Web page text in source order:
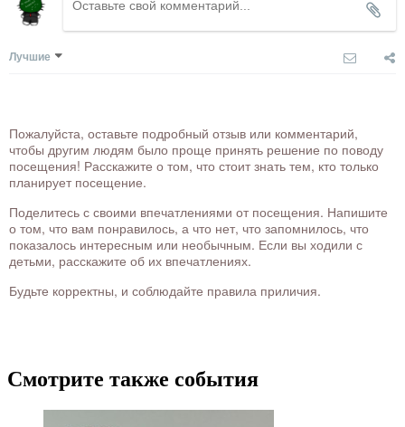
Лучшие
Пожалуйста, оставьте подробный отзыв или комментарий,
чтобы другим людям было проще принять решение по поводу
посещения! Расскажите о том, что стоит знать тем, кто только
планирует посещение.
Поделитесь с своими впечатлениями от посещения. Напишите
о том, что вам понравилось, а что нет, что запомнилось, что
показалось интересным или необычным. Если вы ходили с
детьми, расскажите об их впечатлениях.
Будьте корректны, и соблюдайте правила приличия.
Смотрите также события